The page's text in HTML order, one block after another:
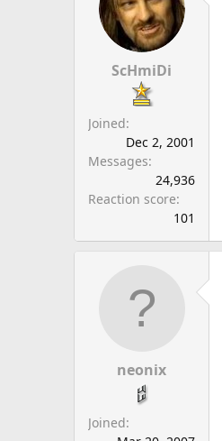
ScHmiDi
Joined
Dec 2, 2001
Messages
24,936
Reaction score
101
neonix
Joined